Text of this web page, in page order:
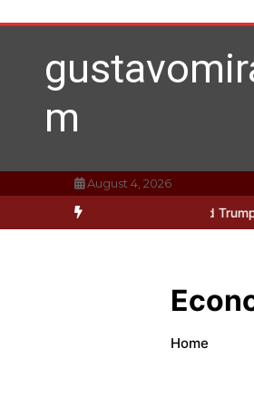
to
m
August 4, 2026
sobre Donald Trump y la
Home